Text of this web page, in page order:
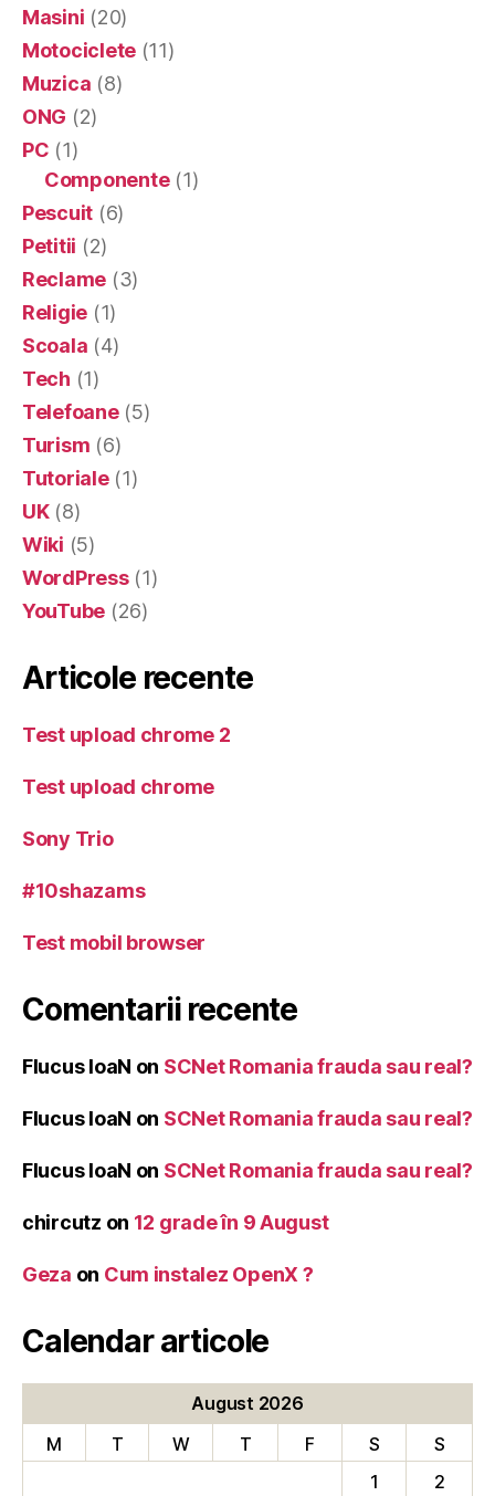
Masini (20)
Motociclete (11)
Muzica (8)
ONG (2)
PC (1)
Componente(1)
Pescuit (6)
Petitii (2)
Reclame (3)
Religie (1)
Scoala (4)
Tech (1)
Telefoane(5)
Turism (6)
Tutoriale(1)
UK(8)
Wiki (5)
WordPress(1)
YouTube (26)
Articole recente
Test upload chrome 2
Test upload chrome
Sony Trio
#10shazams
Test mobil browser
Comentarii recente
Flucus IoaN on SCNet Romania frauda sau real?
Flucus IoaN on SCNet Romania frauda sau real?
Flucus IoaN on SCNet Romania frauda sau real?
chircutz on 12 grade în 9 August
Geza on Cum instalez OpenX ?
Calendar articole
August 2026
M
T W T F S
S
1
2